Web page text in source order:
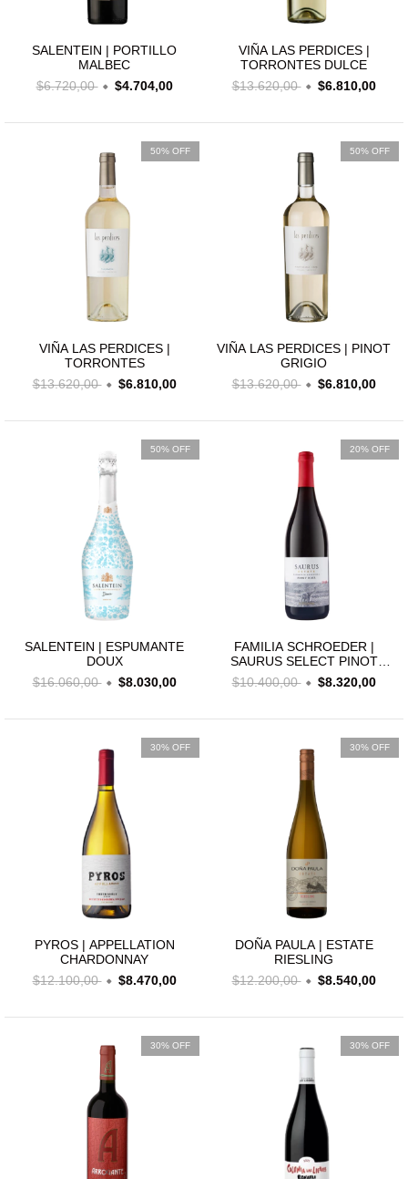
SALENTEIN | PORTILLO
MALBEC
$6.720,00
$4.704,00
VIÑA LAS PERDICES |
TORRONTES DULCE
$13.620,00
$6.810,00
50% OFF
VIÑA LAS PERDICES |
TORRONTES
$13.620,00
$6.810,00
50% OFF
VIÑA LAS PERDICES | PINOT
GRIGIO
$13.620,00
$6.810,00
50% OFF
SALENTEIN | ESPUMANTE
DOUX
$16.060,00
$8.030,00
20% OFF
FAMILIA SCHROEDER |
SAURUS SELECT PINOT
NOIR
$10.400,00 $8.320,00
30% OFF
PYROS | APPELLATION
CHARDONNAY
$12.100,00
$8.470,00
30% OFF
DOÑA PAULA | ESTATE
RIESLING
$12.200,00
$8.540,00
30% OFF 30% OFF